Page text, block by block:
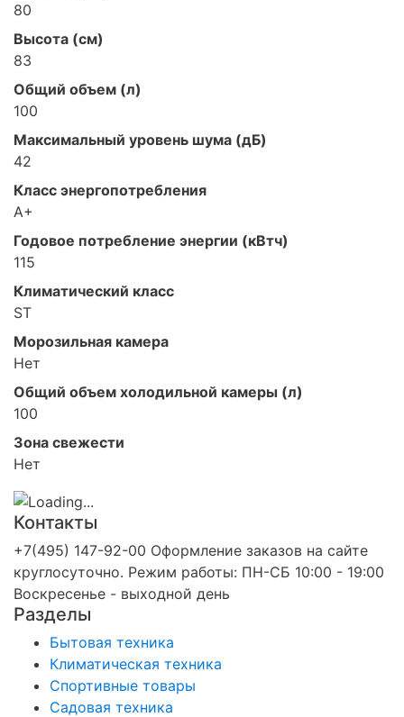
80
Высота (см)
83
Общий объем (л)
100
Максимальный уровень шума (дБ)
42
Класс энергопотребления
A+
Годовое потребление энергии (кВтч)
115
Климатический класс
ST
Морозильная камера
Нет
Общий объем холодильной камеры (л)
100
Зона свежести
Нет
Контакты
+7(495) 147-92-00 Оформление заказов на сайте
круглосуточно. Режим работы: ПН-СБ 10:00 - 19:00
Воскресенье - выходной день
Разделы
Бытовая техника
Климатическая техника
Спортивные товары
Садовая техника